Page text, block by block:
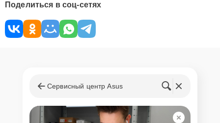
Поделиться в соц-сетях
Сервисный центр Asus